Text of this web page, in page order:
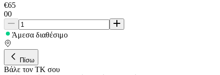
€65
00
Άμεσα διαθέσιμο
Πίσω
Βάλε τον ΤΚ σου